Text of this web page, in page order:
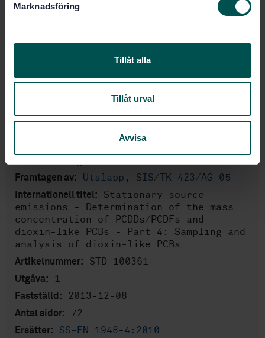
Marknadsföring
Tillåt alla
Tillåt urval
Avvisa
Prenumerera på standarden - Läs mer
Pris:1 737 SEK
Framtagen av: Utsläpp, SIS/TK 423/AG 05
Internationell titel:
Stationary source
emissions - Determination of the mass
concentration of PCDDs/PCDFs and
dioxin-like PCBs - Part 4: Sampling and
analysis of dioxin-like PCBs
Artikelnummer: STD-100361
Utgåva: 1
Fastställd: 2013-12-08
Antal sidor: 72
Ersätter: SS-EN 1948-4:2010